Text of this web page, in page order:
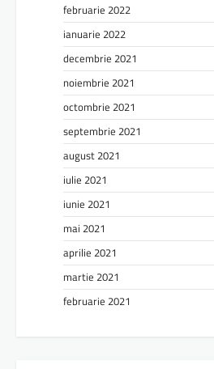
februarie 2022
ianuarie 2022
decembrie 2021
noiembrie 2021
octombrie 2021
septembrie 2021
august 2021
iulie 2021
iunie 2021
mai 2021
aprilie 2021
martie 2021
februarie 2021